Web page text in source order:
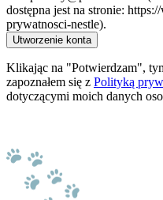
dostępna jest na stronie:
prywatnosci-nestle).
Utworzenie konta
Klikając na "Potwierdzam",
zapoznałem się z Polityką
dotyczącymi moich danych